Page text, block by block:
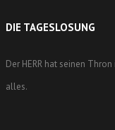
DIE TAGESLOSUNG
Der HERR hat seinen
alles.